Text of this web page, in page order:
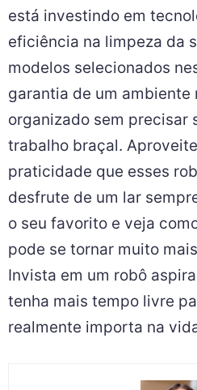
está investindo em
eficiência na limpeza da
modelos selecionados
garantia de um ambiente
organizado sem precisar
trabalho braçal.
praticidade que esses
desfrute de um lar
o seu favorito e veja
pode se tornar muito
Invista em um robô
tenha mais tempo livre
realmente importa na